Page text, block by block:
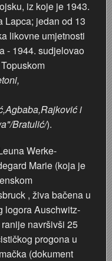
Mustad-Karlovac
lipnja 1965. godine
(Denis&Denis) i Edi
godine
konj (epizoda)
godine
- utemeljen 1924.
- Igor Mihelić
iz koje je 1943.
Lapca; jedan od 13
likovne umjetnosti
- 1944. sudjelovao
i
Bratulić/).
Werke-
Marie (koja je
, živa bačena u
logora Auschwitz-
navršivši 25
progona u
(dokument